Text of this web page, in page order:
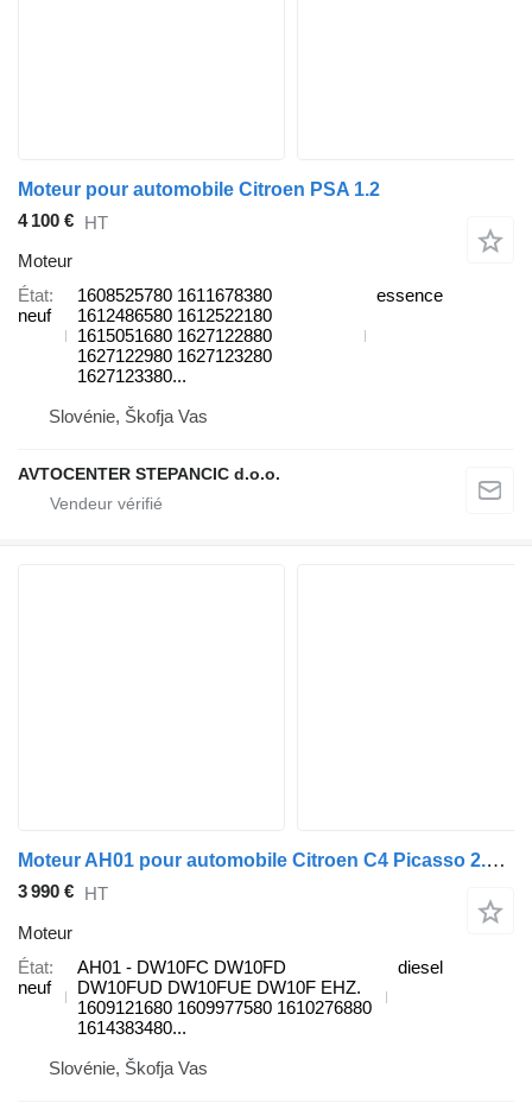
Moteur pour automobile Citroen PSA 1.2
4 100 € HT
Moteur
État
neuf
1608525780 1611678380
1612486580 1612522180
1615051680 1627122880
1627122980 1627123280
1627123380...
essence
Slovénie, Škofja Vas
AVTOCENTER STEPANCIC d.o.o.
Moteur AH01 pour automobile Citroen C4 Picasso 2.0 HDI 16v TDI
3 990 € HT
Moteur
État
neuf
AH01 - DW10FC DW10FD
DW10FUD DW10FUE DW10F EHZ.
1609121680 1609977580 1610276880
1614383480...
diesel
Slovénie, Škofja Vas